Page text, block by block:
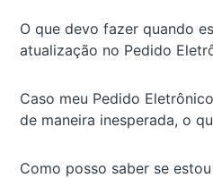
O que devo fazer quando
atualização no Pedido
Caso meu Pedido
de maneira inesperada, o
Como posso saber se